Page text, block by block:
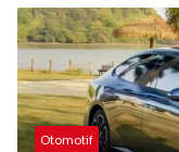
Otomotif